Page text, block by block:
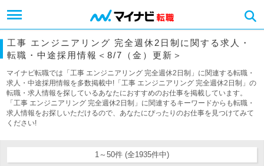
工事 エンジニアリング 完全週休2日制に関する求人・
転職・中途採用情報＜8/7（金）更新＞
マイナビ転職では「工事 エンジニアリング 完全週休2日制」に関連する転職・
求人・中途採用情報を多数掲載中!「工事 エンジニアリング 完全週休2日制」の
転職・求人情報を探しているあなたにおすすめのお仕事を掲載しています。
「工事 エンジニアリング 完全週休2日制」に関連するキーワードからも転職・
求人情報をお探しいただけるので、あなたにぴったりのお仕事を見つけてみて
ください!
1～50件 (全1935件中)